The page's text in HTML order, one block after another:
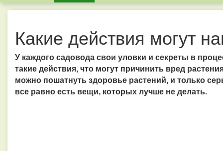
Какие действия могут
У каждого садовода свои уловки и секреты в
такие действия, что могут причинить вред
можно пошатнуть здоровье растений, и только
все равно есть вещи, которых лучше не делать.